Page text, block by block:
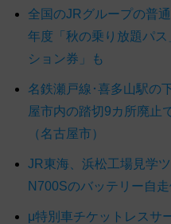
全国のJRグループの普
年度「秋の乗り放題パ
ション券」も
名鉄瀬戸線･喜多山駅の
屋市内の踏切9カ所廃止
（名古屋市）
JR東海、浜松工場見学
N700Sのバッテリー自
μ特別車チケットレスサ